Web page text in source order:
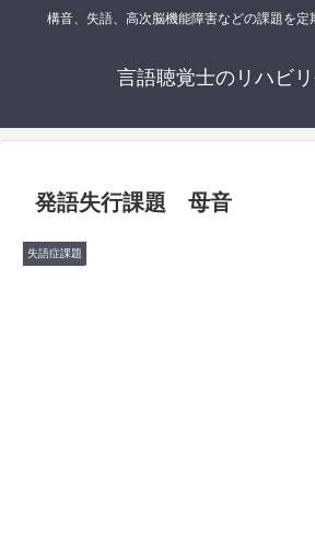
構音、失語、高次脳機能障害などの課題を
言語聴覚士のリハビ
発語失行課題 母音
失語症課題